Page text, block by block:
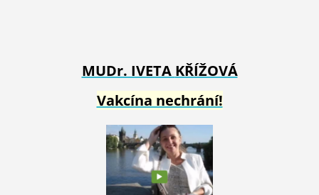
MUDr. IVETA KŘÍŽOVÁ
Vakcína nechrání!